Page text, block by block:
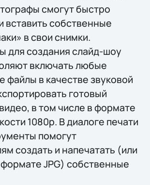
смогут быстро
вставить собственные
в свои снимки.
для создания слайд-шоу
включать любые
файлы в качестве звуковой
готовый
в том числе в формате
1080p. В диалоге печати
помогут
создать и напечатать (или
JPG) собственные